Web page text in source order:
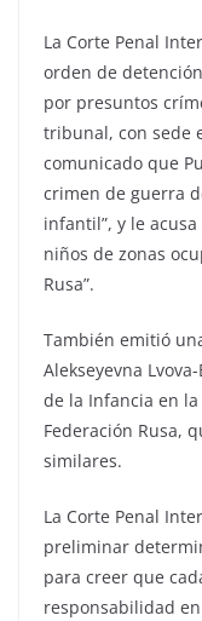
La Corte Penal
orden de
por presuntos
tribunal, con sede
comunicado que
crimen de guerra
infantil”, y le
niños de zonas
Rusa”.
También emitió
Alekseyevna
de la Infancia en
Federación Rusa,
similares.
La Corte Penal
preliminar
para creer que
responsabilidad